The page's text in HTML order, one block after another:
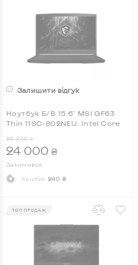
Залишити відгук
Ноутбук Б/В 15.6" MSI GF63
Thin 11SC-802NEU: Intel Core
TB, nVidia GeForce GTX 1650
Max-Q, IPS, Full HD, Key Light
28 235 ₴
24 000 ₴
Закінчився
Кешбек 240 ₴
ТОП ПРОДАЖ